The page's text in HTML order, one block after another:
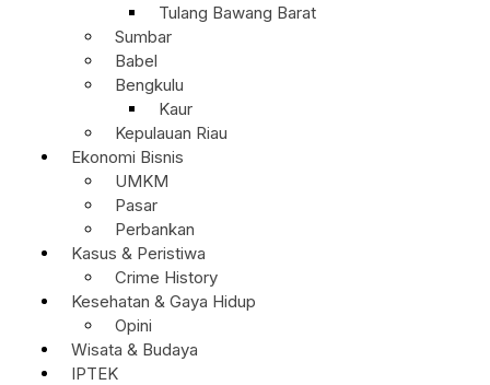
Tulang Bawang Barat
Sumbar
Babel
Bengkulu
Kaur
Kepulauan Riau
Ekonomi Bisnis
UMKM
Pasar
Perbankan
Kasus & Peristiwa
Crime History
Kesehatan & Gaya Hidup
Opini
Wisata & Budaya
IPTEK